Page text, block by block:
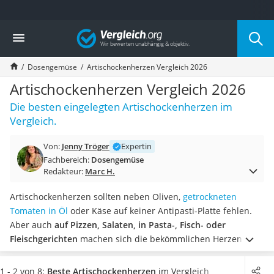
Die beliebtesten Vergleiche nach Kategorie
Lebensmittel
Schwarzkümmelöl
Knäckebrot
Schwarzkümmelöl-Kapseln
Manukahonig
Eiklar
Astronautenkost
Schwarzkümmelöl bio
Sardinen
Gemüsebrühe
Eiskaffee-Pulver
Irischer Whiskey
Grapefruitkernextrakt
Matcha-Set
Sojasauce
Vergleich
Dosengemüse Artischockenherzen Vergleich 2026
Artischockenherzen Vergleich 2026
Die besten eingelegten Artischockenherzen im
Vergleich.
Von: Jenny Tröger
Expertin
Fachbereich: Dosengemüse
Redakteur: Marc H.
Artischockenherzen sollten neben Oliven, getrockneten
Tomaten in Öl oder Käse auf keiner Antipasti-Platte fehlen.
Aber auch auf Pizzen, Salaten, in Pasta-, Fisch- oder
Fleischgerichten machen sich die bekömmlichen Herzen der
Artischocke ideal. Für ein besonders würziges Aroma
empfehlen verschiedene Tests im Internet in Öl eingelegte
1 - 2 von 8: Beste Artischockenherzen im Vergleich